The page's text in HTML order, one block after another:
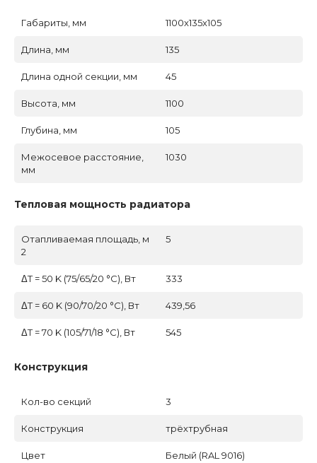
Габариты, мм 1100x135x105
Длина, мм 135
Длина одной секции, мм 45
Высота, мм 1100
Глубина, мм 105
Межосевое расстояние,
мм
1030
Тепловая мощность радиатора
Отапливаемая площадь, м
2
5
ΔT = 50 K (75/65/20 °C), Вт 333
ΔT = 60 K (90/70/20 °C), Вт 439,56
ΔT = 70 K (105/71/18 °C), Вт 545
Конструкция
Кол-во секций 3
Конструкция трёхтрубная
Цвет Белый (RAL 9016)